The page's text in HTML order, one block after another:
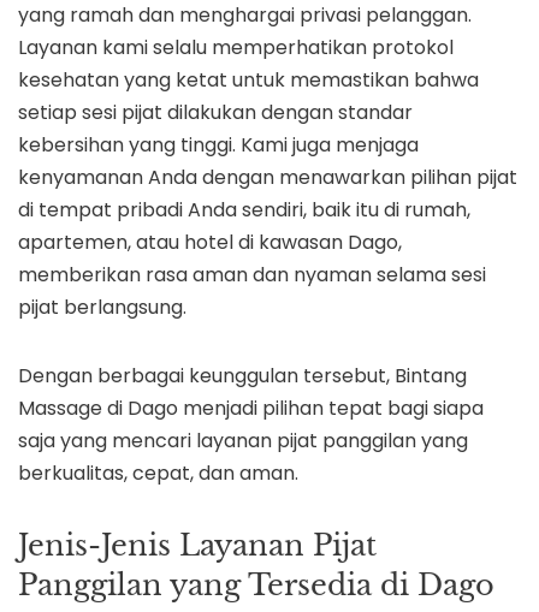
yang ramah dan menghargai privasi pelanggan.
Layanan kami selalu memperhatikan protokol
kesehatan yang ketat untuk memastikan bahwa
setiap sesi pijat dilakukan dengan standar
kebersihan yang tinggi. Kami juga menjaga
kenyamanan Anda dengan menawarkan pilihan pijat
di tempat pribadi Anda sendiri, baik itu di rumah,
apartemen, atau hotel di kawasan Dago,
memberikan rasa aman dan nyaman selama sesi
pijat berlangsung.
Dengan berbagai keunggulan tersebut, Bintang
Massage di Dago menjadi pilihan tepat bagi siapa
saja yang mencari layanan pijat panggilan yang
berkualitas, cepat, dan aman.
Jenis-Jenis Layanan Pijat
Panggilan yang Tersedia di Dago